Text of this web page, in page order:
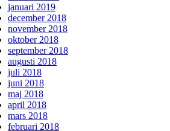
januari 2019
december 2018
november 2018
oktober 2018
september 2018
augusti 2018
juli 2018
juni 2018
maj 2018
april 2018
mars 2018
februari 2018